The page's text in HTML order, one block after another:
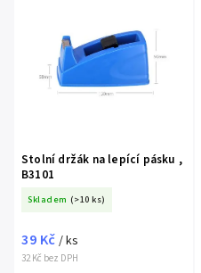
Stolní držák na lepící pásku ,
B3101
Skladem (>10 ks)
32 Kč bez DPH
39 Kč / ks